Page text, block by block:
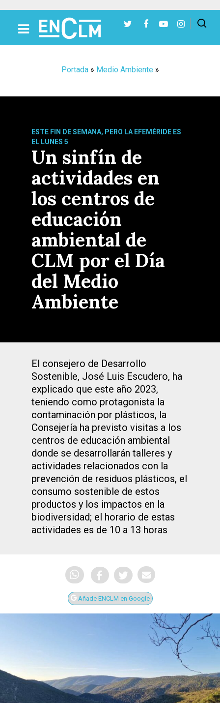
Portada» Medio Ambiente »
ESTE FIN DE SEMANA, PERO LA EFEMÉRIDE ES
EL LUNES 5
Un sinfín de
actividades en
los centros de
educación
ambiental de
CLM por el Día
del Medio
Ambiente
El consejero de Desarrollo
Sostenible, José Luis Escudero, ha
explicado que este año 2023,
teniendo como protagonista la
contaminación por plásticos, la
Consejería ha previsto visitas a los
centros de educación ambiental
donde se desarrollarán talleres y
actividades relacionados con la
prevención de residuos plásticos, el
consumo sostenible de estos
productos y los impactos en la
biodiversidad; el horario de estas
actividades es de 10 a 13 horas
Añade ENCLM en Google